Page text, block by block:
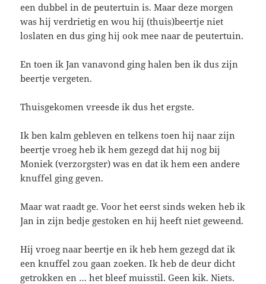
een dubbel in de peutertuin is. Maar deze morgen
was hij verdrietig en wou hij (thuis)beertje niet
loslaten en dus ging hij ook mee naar de peutertuin.
En toen ik Jan vanavond ging halen ben ik dus zijn
beertje vergeten.
Thuisgekomen vreesde ik dus het ergste.
Ik ben kalm gebleven en telkens toen hij naar zijn
beertje vroeg heb ik hem gezegd dat hij nog bij
Moniek (verzorgster) was en dat ik hem een andere
knuffel ging geven.
Maar wat raadt ge. Voor het eerst sinds weken heb ik
Jan in zijn bedje gestoken en hij heeft niet geweend.
Hij vroeg naar beertje en ik heb hem gezegd dat ik
een knuffel zou gaan zoeken. Ik heb de deur dicht
getrokken en … het bleef muisstil. Geen kik. Niets.